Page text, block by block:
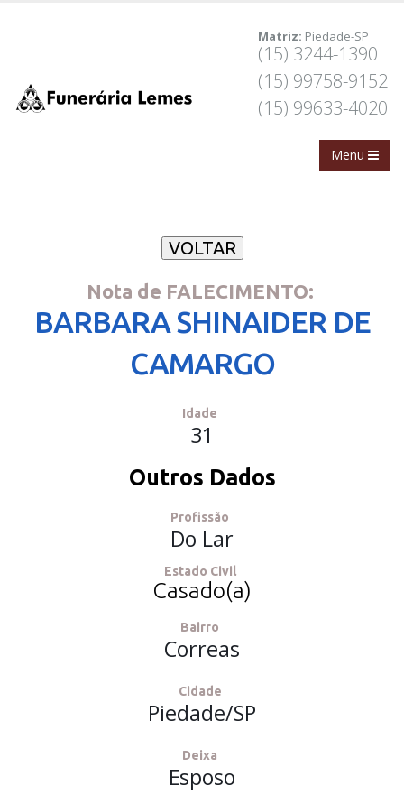
Matriz: Piedade-SP
(15) 3244-1390
(15) 99758-9152
(15) 99633-4020
Nota de FALECIMENTO:
BARBARA SHINAIDER DE
CAMARGO
Idade
31
Outros Dados
Profissão
Do Lar
Estado Civil
Casado(a)
Bairro
Correas
Cidade
Piedade/SP
Deixa
Esposo